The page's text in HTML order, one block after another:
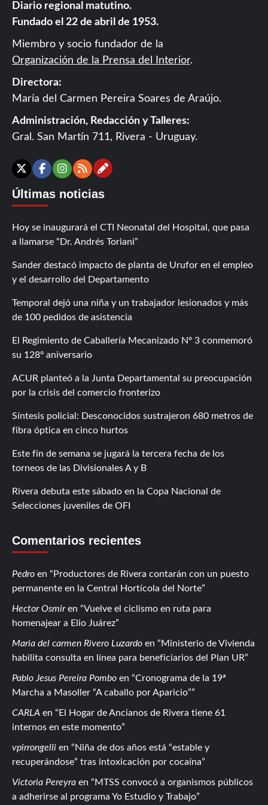
Diario regional matutino.
Fundado el 22 de abril de 1953.
Miembro y socio fundador de la
Organización de la Prensa del Interior.
Directora:
María del Carmen Pereira Soares de Araújo.
Administración, Redacción y Talleres:
Gral. San Martín 711, Rivera - Uruguay.
X Facebook
Instagram
RSSContáctanos
Últimas noticias
Hoy se inaugurará el CTI Neonatal del Hospital, que pasa
a llamarse “Dr. Andrés Toriani”
Sander destacó impacto de planta de Urufor en el empleo
y el desarrollo del Departamento
Temporal dejó una niña y un trabajador lesionados y más
de 100 pedidos de asistencia
El Regimiento de Caballería Mecanizado Nº 3 conmemoró
su 128º aniversario
ACUR planteó a la Junta Departamental su preocupación
por la crisis del comercio fronterizo
Síntesis policial: Desconocidos sustrajeron 680 metros de
fibra óptica en cinco hurtos
Este fin de semana se jugará la tercera fecha de los
torneos de las Divisionales A y B
Rivera debuta este sábado en la Copa Nacional de
Selecciones juveniles de OFI
Comentarios recientes
Pedro en
Productores de Rivera contarán con un puesto
permanente en la Central Hortícola del Norte
Hector Osmiren
Vuelve el ciclismo en ruta para
homenajear a Elio Juárez
Maria del carmen Rivero Luzardo en
Ministerio de Vivienda
habilita consulta en línea para beneficiarios del Plan UR
Pablo Jesus Pereira Pombo en
Cronograma de la 19ª
Marcha a Masoller “A caballo por Aparicio”
CARLA en
El Hogar de Ancianos de Rivera tiene 61
internos en este momento
vpirrongelli en
Niña de dos años está “estable y
recuperándose” tras intoxicación por cocaína
Victoria Pereyra en
MTSS convocó a organismos públicos
a adherirse al programa Yo Estudio y Trabajo